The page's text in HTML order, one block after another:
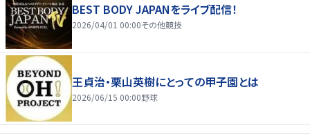
BEST BODY JAPANをライブ配信！
2026/04/01 00:00その他競技
王貞治・栗山英樹にとっての甲子園とは
2026/06/15 00:00野球